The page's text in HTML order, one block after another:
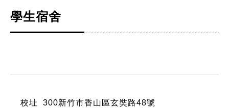
學生宿舍
校址 300新竹市香山區玄奘路48號